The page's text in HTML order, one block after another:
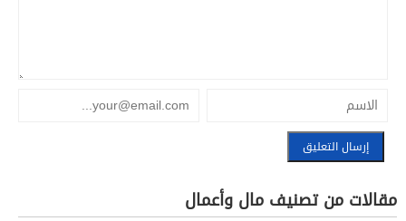
مقالات من تصنيف مال وأعمال